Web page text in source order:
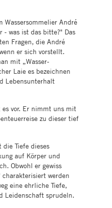
André
- was ist das bitte?" Das
Fragen, die André
er sich vorstellt.
mit „Wasser-
Laie es bezeichnen
Lebensunterhalt
vor. Er nimmt uns mit
zu dieser tief
Tiefe dieses
auf Körper und
Obwohl er gewiss
werden
eine ehrliche Tiefe,
Leidenschaft sprudeln.